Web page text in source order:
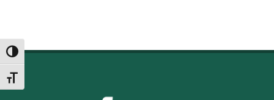
Alternar alto contraste
Alternar tamanho da fonte